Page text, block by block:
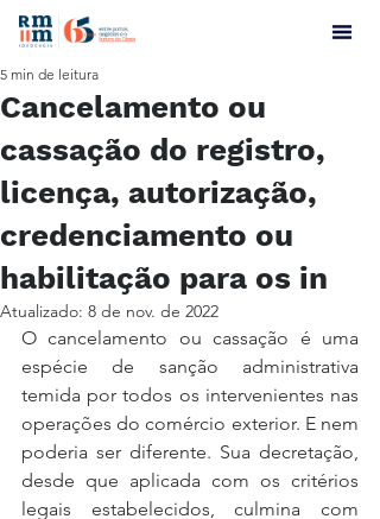
Cancelamento ou
cassação do registro,
licença, autorização,
credenciamento ou
habilitação para os in
5 min de leitura
Atualizado: 8 de nov. de 2022
O cancelamento ou cassação é uma
espécie de sanção administrativa
temida por todos os intervenientes nas
operações do comércio exterior. E nem
poderia ser diferente. Sua decretação,
desde que aplicada com os critérios
legais estabelecidos, culmina com